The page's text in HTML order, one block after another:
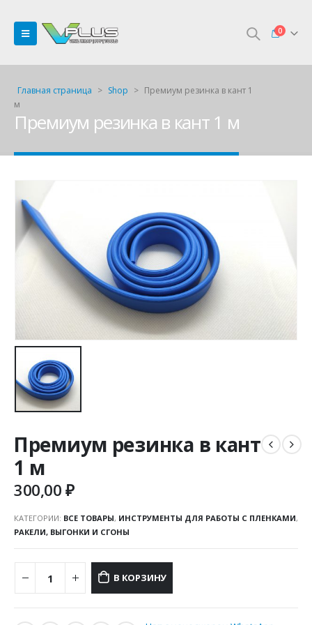
0
Главная страница > Shop > Премиум резинка в кант 1
м
Премиум резинка в кант 1 м
Премиум резинка в кант
1 м
300,00₽
КАТЕГОРИИ: ВСЕ ТОВАРЫ, ИНСТРУМЕНТЫ ДЛЯ РАБОТЫ С ПЛЕНКАМИ,
РАКЕЛИ, ВЫГОНКИ И СГОНЫ
В КОРЗИНУ